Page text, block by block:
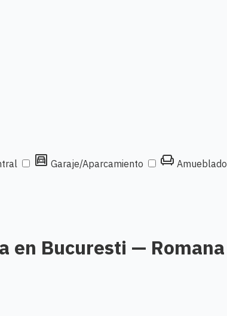
garage Garaje/Aparcamiento chair Amueblado
en Bucuresti — Romana